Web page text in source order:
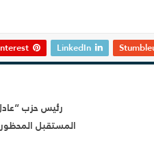
LinkedIn
رئيس حزب
المستقبل